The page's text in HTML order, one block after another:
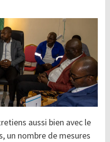
aussi bien avec le
un nombre de mesures